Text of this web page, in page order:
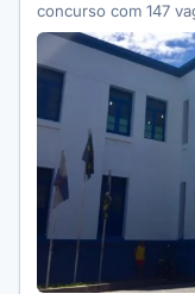
concurso com 147
…